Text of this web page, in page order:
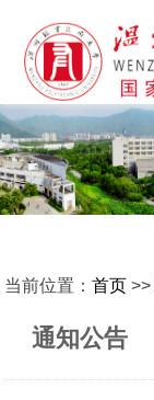
当前位置：首页
通知公告